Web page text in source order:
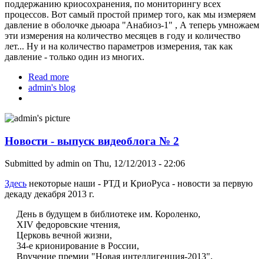
поддержанию криосохранения, по мониторингу всех
процессов. Вот самый простой пример того, как мы измеряем
давление в оболочке дьюара "Анабиоз-1" , А теперь умножаем
эти измерения на количество месяцев в году и количество
лет... Ну и на количество параметров измерения, так как
давление - только один из многих.
Read more
admin's blog
Новости - выпуск видеоблога № 2
Submitted by admin on Thu, 12/12/2013 - 22:06
Здесь некоторые наши - РТД и КриоРуса - новости за первую
декаду декабря 2013 г.
День в будущем в библиотеке им. Короленко,
XIV федоровские чтения,
Церковь вечной жизни,
34-е крионирование в России,
Вручение премии "Новая интеллигенция-2013",